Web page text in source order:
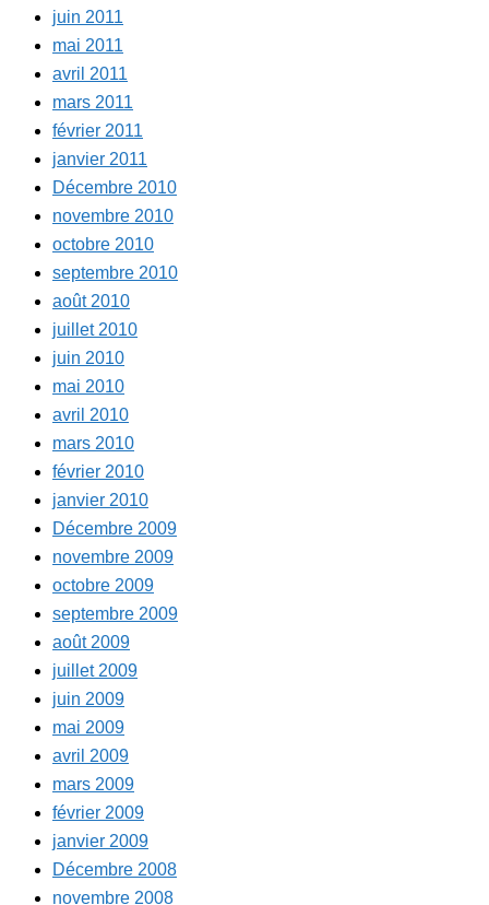
juin 2011
mai 2011
avril 2011
mars 2011
février 2011
janvier 2011
Décembre 2010
novembre 2010
octobre 2010
septembre 2010
août 2010
juillet 2010
juin 2010
mai 2010
avril 2010
mars 2010
février 2010
janvier 2010
Décembre 2009
novembre 2009
octobre 2009
septembre 2009
août 2009
juillet 2009
juin 2009
mai 2009
avril 2009
mars 2009
février 2009
janvier 2009
Décembre 2008
novembre 2008